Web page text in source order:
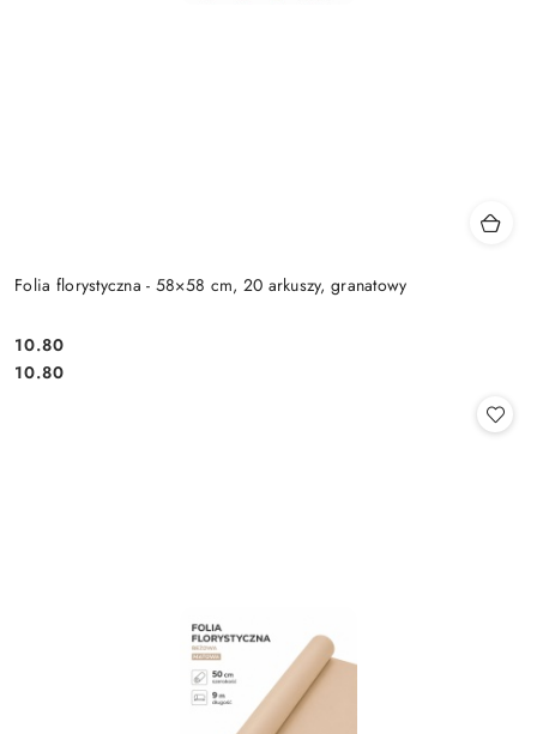
Folia florystyczna - 58×58 cm, 20 arkuszy, granatowy
Cena:
10.80
Cena:
10.80